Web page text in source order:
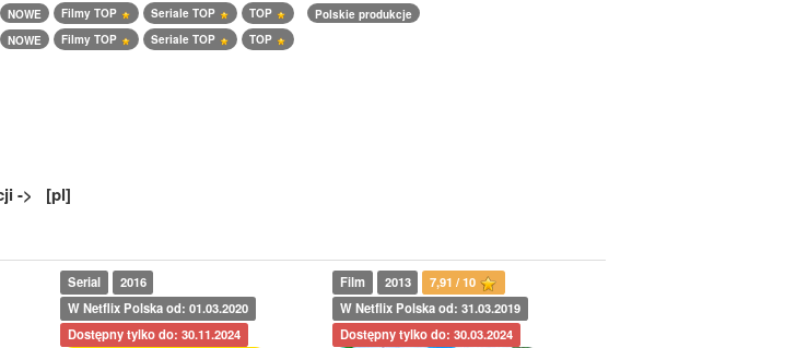
NOWE Filmy TOP Seriale TOP TOP Polskie produkcje
NOWE Filmy TOP Seriale TOP TOP
-> [pl]
Serial
2016
W Netflix Polska od: 01.03.2020
Dostępny tylko do: 30.11.2024
Film 2013
7,91 / 10
W Netflix Polska od: 31.03.2019
Dostępny tylko do: 30.03.2024